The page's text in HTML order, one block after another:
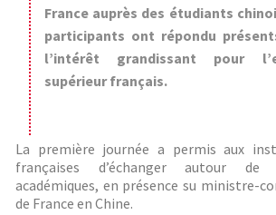
France auprès des étudiants
participants ont répondu
l’intérêt grandissant pour
supérieur français.
La première journée a permis aux
françaises d’échanger autour de
académiques, en présence su ministre-
de France en Chine.